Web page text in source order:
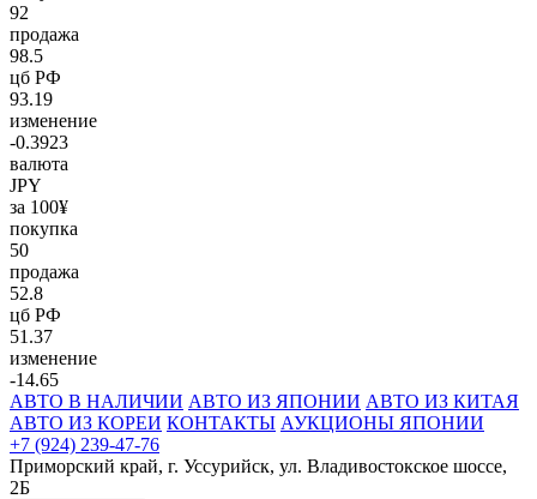
92
продажа
98.5
цб РФ
93.19
изменение
-0.3923
валюта
JPY
за 100¥
покупка
50
продажа
52.8
цб РФ
51.37
изменение
-14.65
АВТО В НАЛИЧИИ АВТО ИЗ ЯПОНИИ АВТО ИЗ КИТАЯ
АВТО ИЗ КОРЕИ КОНТАКТЫ АУКЦИОНЫ ЯПОНИИ
+7 (924) 239-47-76
Приморский край, г. Уссурийск, ул. Владивостокское шоссе,
2Б